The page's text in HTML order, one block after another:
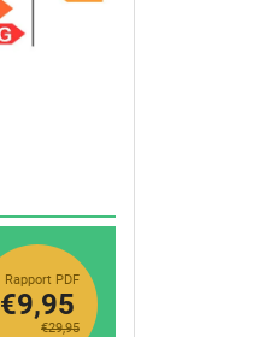
Rapport PDF
€29,95
€9,95